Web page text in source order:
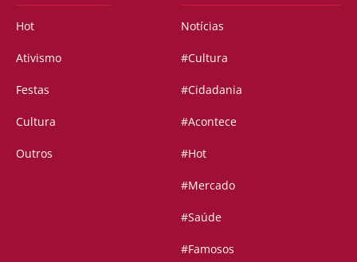
Hot
Ativismo
Festas
Cultura
Outros
Notícias
#Cultura
#Cidadania
#Acontece
#Hot
#Mercado
#Saúde
#Famosos